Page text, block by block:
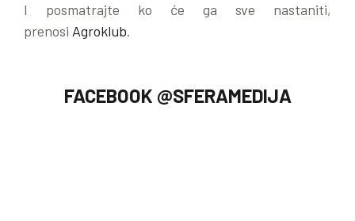
I posmatrajte ko će ga sve nastaniti,
prenosi Agroklub.
FACEBOOK @SFERAMEDIJA